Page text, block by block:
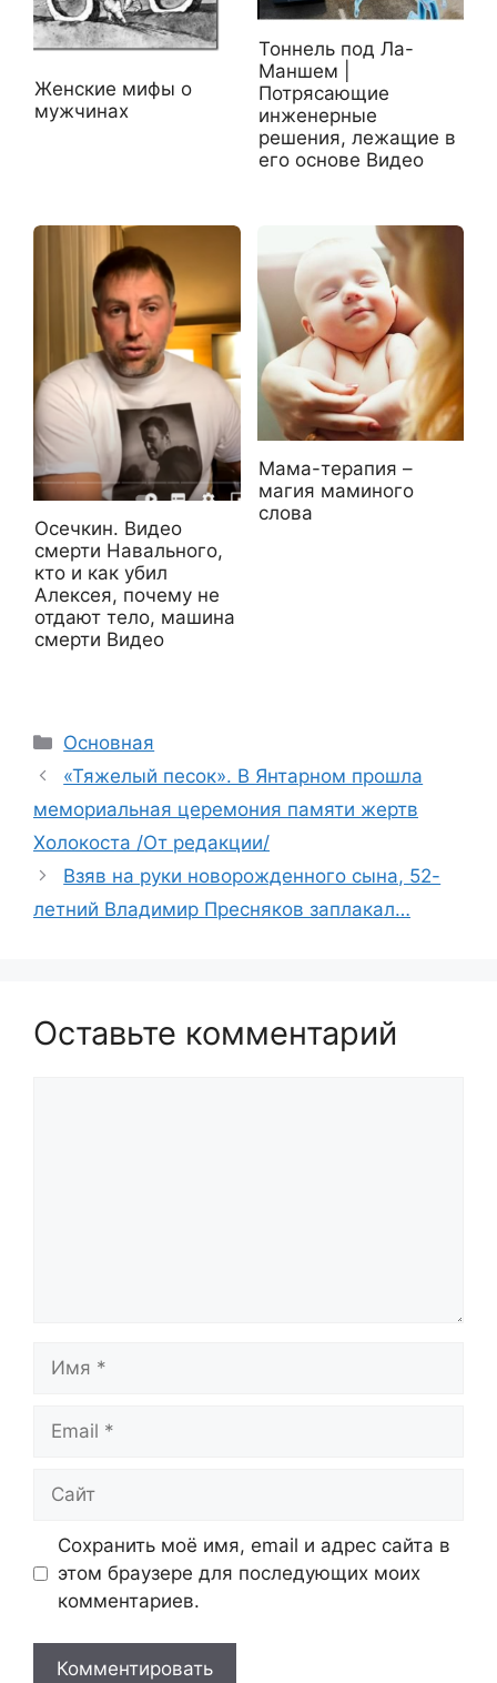
Женские мифы о
мужчинах
Тоннель под Ла-
Маншем |
Потрясающие
инженерные
решения, лежащие в
его основе Видео
Осечкин. Видео
смерти Навального,
кто и как убил
Алексея, почему не
отдают тело, машина
смерти Видео
Мама-терапия –
магия маминого
слова
Рубрики
Основная
«Тяжелый песок». В Янтарном прошла
мемориальная церемония памяти жертв
Холокоста /От редакции/
Взяв на руки новорожденного сына, 52-
летний Владимир Пресняков заплакал…
Оставьте комментарий
Сохранить моё имя, email и адрес сайта в
этом браузере для последующих моих
комментариев.